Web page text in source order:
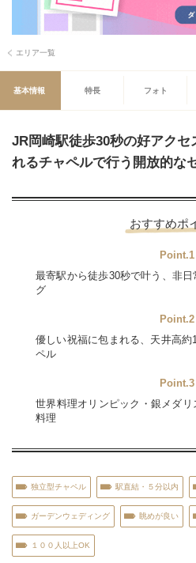
エリア一覧
基本情報 特長 フォト
JR岡崎駅徒歩30秒の好アク
れるチャペルで行う開放的な
おすすめポ
Point.1
最寄駅から徒歩30秒で叶う、非
グ
Point.2
優しい祝福に包まれる、天井高約
ペル
Point.3
世界料理オリンピック・銀メダ
料理
独立型チャペル 駅直結・５分以内
ガーデンウェディング 眺めが良い
１００人以上OK